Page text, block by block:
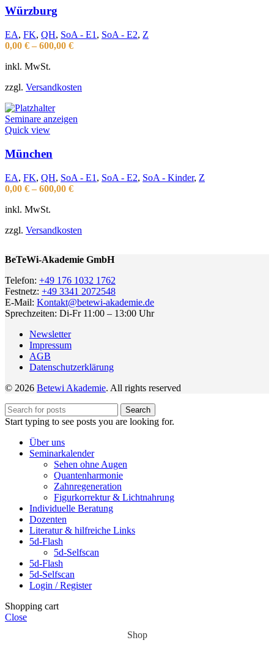
Würzburg
EA, FK, QH, SoA - E1 , SoA - E2, Z
0,00 € – 600,00 €
inkl. MwSt.
zzgl. Versandkosten
Seminare anzeigen
Quick view
München
EA, FK, QH, SoA - E1 , SoA - E2, SoA - Kinder, Z
0,00 € – 600,00 €
inkl. MwSt.
zzgl. Versandkosten
BeTeWi-Akademie GmbH
Telefon: +49 176 1032 1762
Festnetz: +49 3341 2072548
E-Mail: Kontakt@betewi-akademie.de
Sprechzeiten: Di-Fr 11:00 – 13:00 Uhr
Newsletter
Impressum
AGB
Datenschutzerklärung
© 2026 Betewi Akademie. All rights reserved
Search
Start typing to see posts you are looking for.
Über uns
Seminarkalender
Sehen ohne Augen
Quantenharmonie
Zahnregeneration
Figurkorrektur & Lichtnahrung
Individuelle Beratung
Dozenten
Literatur & hilfreiche Links
5d-Flash
5d-Selfscan
5d-Flash
5d-Selfscan
Login / Register
Shopping cart
Close
Shop